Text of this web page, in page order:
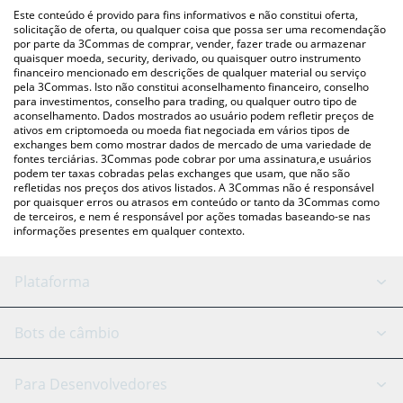
acima para verificar o último preço de Chintai nas principais
moedas fiat e criptográficas.
Este conteúdo é provido para fins informativos e não constitui oferta,
solicitação de oferta, ou qualquer coisa que possa ser uma recomendação
por parte da 3Commas de comprar, vender, fazer trade ou armazenar
quaisquer moeda, security, derivado, ou quaisquer outro instrumento
financeiro mencionado em descrições de qualquer material ou serviço
pela 3Commas. Isto não constitui aconselhamento financeiro, conselho
para investimentos, conselho para trading, ou qualquer outro tipo de
aconselhamento. Dados mostrados ao usuário podem refletir preços de
ativos em criptomoeda ou moeda fiat negociada em vários tipos de
exchanges bem como mostrar dados de mercado de uma variedade de
fontes terciárias. 3Commas pode cobrar por uma assinatura,e usuários
podem ter taxas cobradas pelas exchanges que usam, que não são
refletidas nos preços dos ativos listados. A 3Commas não é responsável
por quaisquer erros ou atrasos em conteúdo or tanto da 3Commas como
de terceiros, e nem é responsável por ações tomadas baseando-se nas
informações presentes em qualquer contexto.
Plataforma
Bot GRID
Bots de câmbio
Binance
Para Desenvolvedores